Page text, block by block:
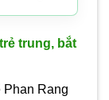
trung, bắt
Phan Rang